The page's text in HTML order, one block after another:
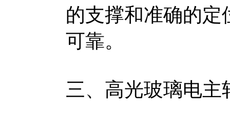
的支撑和准确的
可靠。
三、高光玻璃电